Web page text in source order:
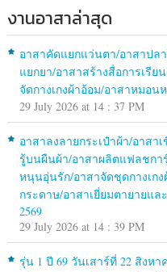
งานอาสาล่าสุด
อาสาคัดแยกแว่นตา/อาสาปล
แยกยา/อาสาสร้างสื่อการเรี
จัดกางเกงผ้าอ้อม/อาสาหมอน
29 July 2026 at 14 : 37 PM
อาสาลงลายกระเป๋าผ้า/อาสา
รู้บนผืนผ้า/อาสาผลิตแฟลชก
หนุนอุ่นรัก/อาสาจัดชุดกางเก
กระดาษ/อาสาเยี่ยมตายายแล
2569
29 July 2026 at 14 : 39 PM
รุ่น 1 ปี 69 วันเสาร์ที่ 22 สิงห